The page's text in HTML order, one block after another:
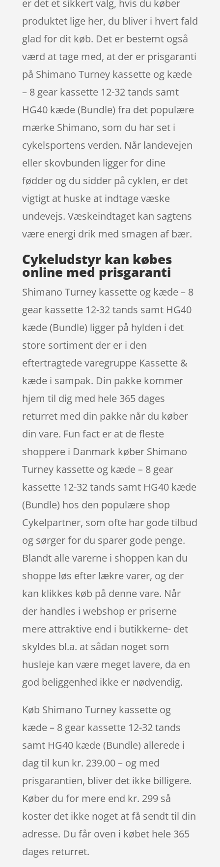
er det et sikkert valg, hvis du køber
produktet lige her, du bliver i hvert fald
glad for dit køb. Det er bestemt også
værd at tage med, at der er prisgaranti
på Shimano Turney kassette og kæde
– 8 gear kassette 12-32 tands samt
HG40 kæde (Bundle) fra det populære
mærke Shimano, som du har set i
cykelsportens verden. Når landevejen
eller skovbunden ligger for dine
fødder og du sidder på cyklen, er det
vigtigt at huske at indtage væske
undevejs. Væskeindtaget kan sagtens
være energi drik med smagen af bær.
Cykeludstyr kan købes
online med prisgaranti
Shimano Turney kassette og kæde – 8
gear kassette 12-32 tands samt HG40
kæde (Bundle) ligger på hylden i det
store sortiment der er i den
eftertragtede varegruppe Kassette &
kæde i sampak. Din pakke kommer
hjem til dig med hele 365 dages
returret med din pakke når du køber
din vare. Fun fact er at de fleste
shoppere i Danmark køber Shimano
Turney kassette og kæde – 8 gear
kassette 12-32 tands samt HG40 kæde
(Bundle) hos den populære shop
Cykelpartner, som ofte har gode tilbud
og sørger for du sparer gode penge.
Blandt alle varerne i shoppen kan du
shoppe løs efter lækre varer, og der
kan klikkes køb på denne vare. Når
der handles i webshop er priserne
mere attraktive end i butikkerne- det
skyldes bl.a. at sådan noget som
husleje kan være meget lavere, da en
god beliggenhed ikke er nødvendig.
Køb Shimano Turney kassette og
kæde – 8 gear kassette 12-32 tands
samt HG40 kæde (Bundle) allerede i
dag til kun kr. 239.00 – og med
prisgarantien, bliver det ikke billigere.
Køber du for mere end kr. 299 så
koster det ikke noget at få sendt til din
adresse. Du får oven i købet hele 365
dages returret.